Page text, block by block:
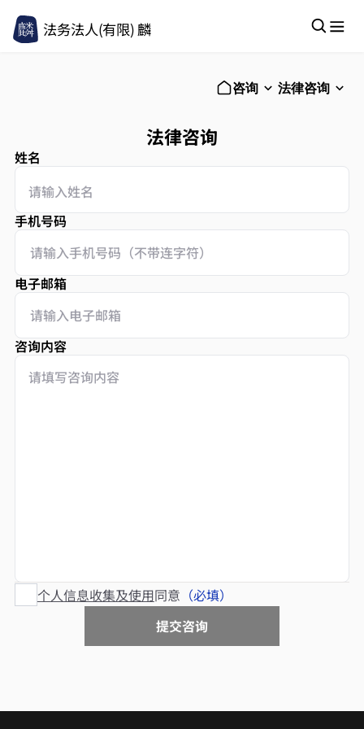
法务法人(有限) 麟
咨询 法律咨询
法律咨询
姓名
手机号码
电子邮箱
咨询内容
个人信息收集及使用同意 （必填）
提交咨询